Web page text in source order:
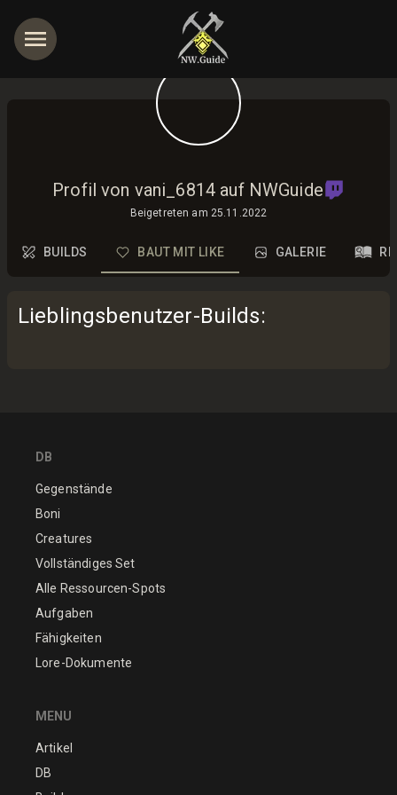
Profil von vani_6814 auf NWGuide
Beigetreten am 25.11.2022
BUILDS BAUT MIT LIKE GALERIE
Lieblingsbenutzer-Builds:
DB
Gegenstände
Boni
Creatures
Vollständiges Set
Alle Ressourcen-Spots
Aufgaben
Fähigkeiten
Lore-Dokumente
MENU
Artikel
DB